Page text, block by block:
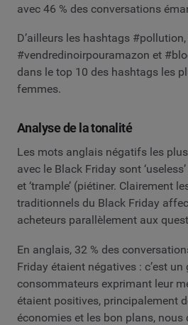
avec 46 % des conversations
D’ailleurs les hashtags
#vendredinoirpouramazon et
dans le top 10 des hashtags les
femmes.
Analyse de la tonalité
Les mots anglais négatifs les
avec le Black Friday sont
et ‘trample’ (piétiner. Clairement
traditionnels du Black Friday
acheteurs parallèlement aux
En anglais, 32 % des
Friday étaient négatives : c’est
consommateurs exprimant leur
étaient positives, principalement
économies et les bon plans, nous